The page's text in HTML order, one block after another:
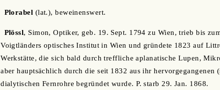
Plorabel (lat.), beweinenswert.
Plössl, Simon, Optiker, geb. 19. Sept. 1794 zu Wien, trieb bis
Voigtländers optisches Institut in Wien und gründete 1823 auf
Werkstätte, die sich bald durch treffliche aplanatische Lupen,
aber hauptsächlich durch die seit 1832 aus ihr
dialytischen Fernrohre begründet wurde. P. starb 29. Jan. 1868.